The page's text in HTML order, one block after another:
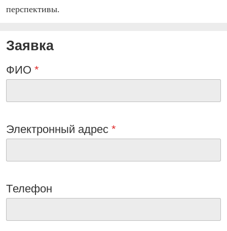
перспективы.
Заявка
ФИО *
Электронный адрес *
Tелефон